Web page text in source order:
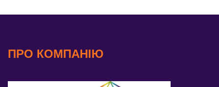
ПРО КОМПАНІЮ